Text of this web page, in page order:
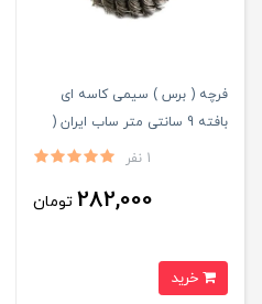
فرچه ( برس ) سیمی کاسه ای
بافته 9 سانتی متر ساب ایران (
1 نفر
282,000 تومان